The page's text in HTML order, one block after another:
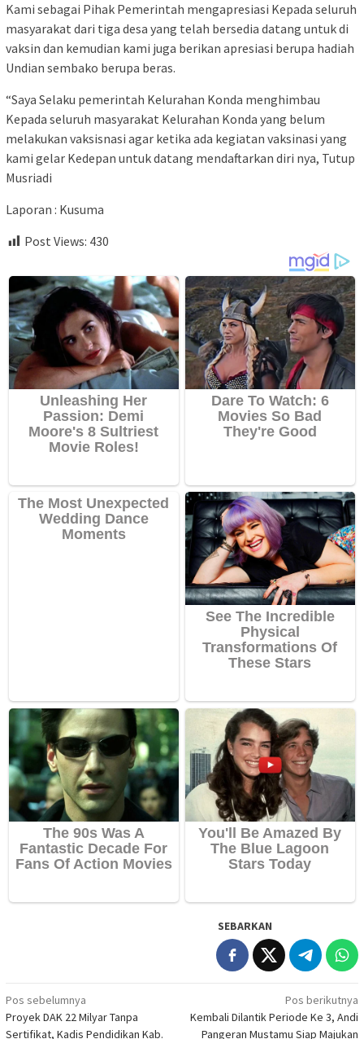
Kami sebagai Pihak Pemerintah mengapresiasi Kepada seluruh
masyarakat dari tiga desa yang telah bersedia datang untuk di
vaksin dan kemudian kami juga berikan apresiasi berupa hadiah
Undian sembako berupa beras.
“Saya Selaku pemerintah Kelurahan Konda menghimbau
Kepada seluruh masyarakat Kelurahan Konda yang belum
melakukan vaksisnasi agar ketika ada kegiatan vaksinasi yang
kami gelar Kedepan untuk datang mendaftarkan diri nya, Tutup
Musriadi
Laporan : Kusuma
Post Views: 430
SEBARKAN
Navigasi
pos
Pos sebelumnya
Proyek DAK 22 Milyar Tanpa
Sertifikat, Kadis Pendidikan Kab.
Pos berikutnya
Kembali Dilantik Periode Ke 3, Andi
Pangeran Mustamu Siap Majukan